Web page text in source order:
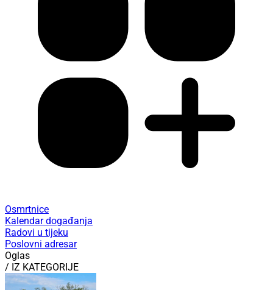
Osmrtnice
Kalendar događanja
Radovi u tijeku
Poslovni adresar
Oglas
/ IZ KATEGORIJE